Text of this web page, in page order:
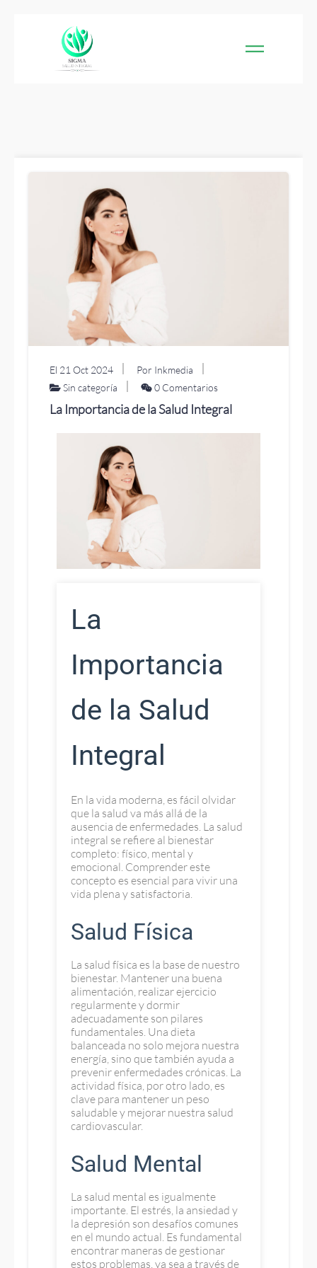
El 21 Oct 2024
Por Inkmedia
Sin categoría
0 Comentarios
La Importancia de la Salud Integral
La
Importancia
de la Salud
Integral
En la vida moderna, es fácil olvidar
que la salud va más allá de la
ausencia de enfermedades. La salud
integral se refiere al bienestar
completo: físico, mental y
emocional. Comprender este
concepto es esencial para vivir una
vida plena y satisfactoria.
Salud Física
La salud física es la base de nuestro
bienestar. Mantener una buena
alimentación, realizar ejercicio
regularmente y dormir
adecuadamente son pilares
fundamentales. Una dieta
balanceada no solo mejora nuestra
energía, sino que también ayuda a
prevenir enfermedades crónicas. La
actividad física, por otro lado, es
clave para mantener un peso
saludable y mejorar nuestra salud
cardiovascular.
Salud Mental
La salud mental es igualmente
importante. El estrés, la ansiedad y
la depresión son desafíos comunes
en el mundo actual. Es fundamental
encontrar maneras de gestionar
estos problemas, ya sea a través de